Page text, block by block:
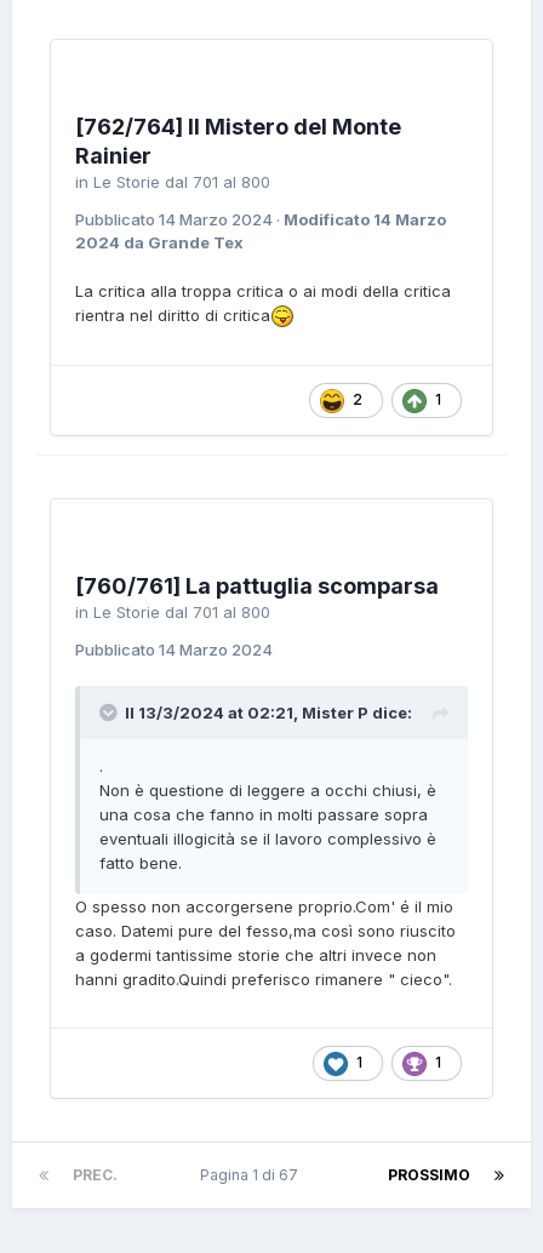
[762/764] Il Mistero del Monte
Rainier
in Le Storie dal 701 al 800
Pubblicato 14 Marzo 2024 · Modificato 14 Marzo
2024 da Grande Tex
La critica alla troppa critica o ai modi della critica
rientra nel diritto di critica
2 1
[760/761] La pattuglia scomparsa
in Le Storie dal 701 al 800
Pubblicato 14 Marzo 2024
Il 13/3/2024 at 02:21, Mister P dice:
.
Non è questione di leggere a occhi chiusi, è
una cosa che fanno in molti passare sopra
eventuali illogicità se il lavoro complessivo è
fatto bene.
O spesso non accorgersene proprio.Com' é il mio
caso. Datemi pure del fesso,ma così sono riuscito
a godermi tantissime storie che altri invece non
hanni gradito.Quindi preferisco rimanere " cieco".
1 1
PREC. PROSSIMO
Pagina 1 di 67